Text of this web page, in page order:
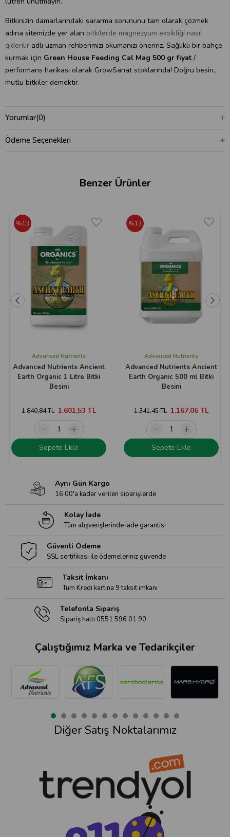
Bitkinizin damarlarındaki sararma sorununu tam olarak çözmek
adına sitemizde yer alan bitkilerde magnezyum eksikliği nasıl
giderilir adlı uzman rehberimizi okumanızı öneririz. Sağlıklı bir bahçe
kurmak için Green House Feeding Cal Mag 500 gr fiyat /
performans harikası olarak GrowSanat stoklarında! Doğru besin,
mutlu bitkiler demektir.
Yorumlar(0)
Ödeme Seçenekleri
Benzer Ürünler
Advanced Nutrients
Advanced Nutrients Ancient
Earth Organic 1 Litre Bitki
Besini
1.601,53 TL
1.840,84 TL
%13
Sepete Ekle
Advanced Nutrients
Advanced Nutrients Ancient
Earth Organic 500 ml Bitki
Besini
1.167,06 TL
1.341,45 TL
%13
Sepete Ekle
Aynı Gün Kargo
16:00'a kadar verilen siparişlerde
Kolay İade
Tüm alışverişlerinde iade garantisi
Güvenli Ödeme
SSL sertifikası ile ödemeleriniz güvende
Taksit İmkanı
Tüm Kredi kartına 9 taksit imkanı
Telefonla Sipariş
Sipariş hattı 0551 596 01 90
Çalıştığımız Marka ve Tedarikçiler
Diğer Satış Noktalarımız